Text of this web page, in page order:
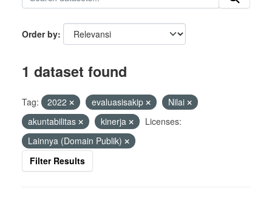
Order by
1 dataset found
Tag: 2022 evaluasisakip
Nilai
akuntabilitas
kinerja
Licenses:
Lainnya (Domain Publik)
Filter Results